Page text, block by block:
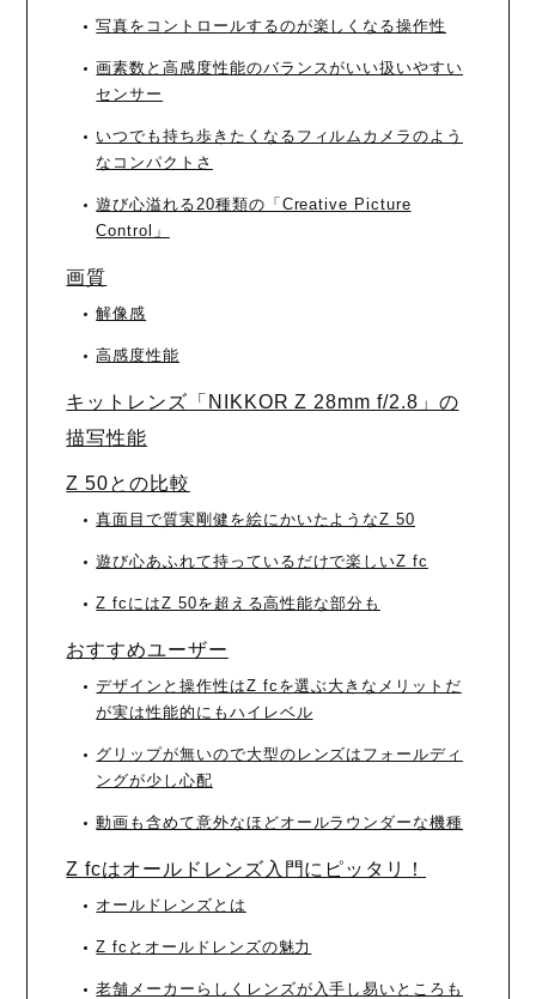
写真をコントロールするのが楽しくなる操作性
画素数と高感度性能のバランスがいい扱いやすい
センサー
いつでも持ち歩きたくなるフィルムカメラのよう
なコンパクトさ
遊び心溢れる20種類の「Creative Picture
Control」
画質
解像感
高感度性能
キットレンズ「NIKKOR Z 28mm f/2.8」の
描写性能
Z 50との比較
真面目で質実剛健を絵にかいたようなZ 50
遊び心あふれて持っているだけで楽しいZ fc
Z fcにはZ 50を超える高性能な部分も
おすすめユーザー
デザインと操作性はZ fcを選ぶ大きなメリットだ
が実は性能的にもハイレベル
グリップが無いので大型のレンズはフォールディ
ングが少し心配
動画も含めて意外なほどオールラウンダーな機種
Z fcはオールドレンズ入門にピッタリ！
オールドレンズとは
Z fcとオールドレンズの魅力
老舗メーカーらしくレンズが入手し易いところも